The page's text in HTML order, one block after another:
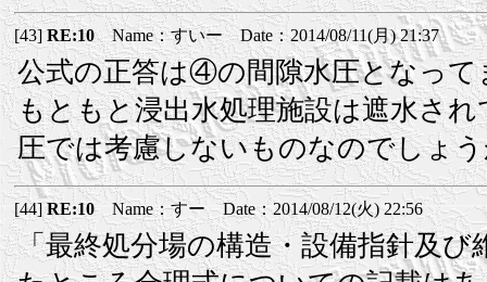
[43]RE:10Name：すいー Date：2014/08/11(月) 21:37
公式の正答は④の間隙水圧となって
もともと浸出水処理施設は遮水さ
圧では考慮しないものなのでしょ
[44]RE:10Name：すー Date：2014/08/12(火) 22:56
「最終処分場の構造・設備指針及